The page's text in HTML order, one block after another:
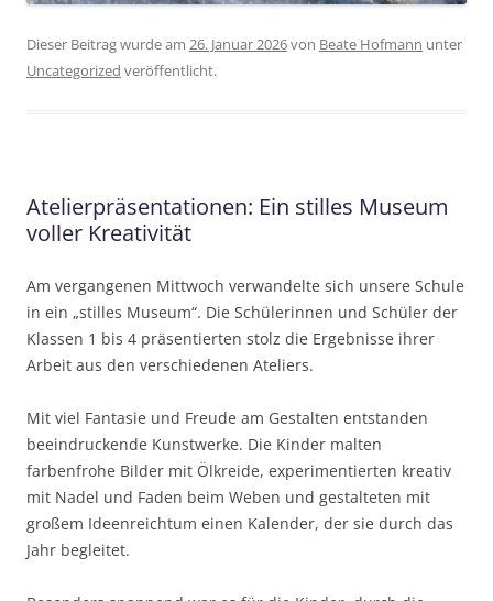
Dieser Beitrag wurde am 26. Januar 2026von Beate Hofmann unter
Uncategorized veröffentlicht.
Atelierpräsentationen: Ein stilles Museum
voller Kreativität
Am vergangenen Mittwoch verwandelte sich unsere Schule
in ein „stilles Museum“. Die Schülerinnen und Schüler der
Klassen 1 bis 4 präsentierten stolz die Ergebnisse ihrer
Arbeit aus den verschiedenen Ateliers.
Mit viel Fantasie und Freude am Gestalten entstanden
beeindruckende Kunstwerke. Die Kinder malten
farbenfrohe Bilder mit Ölkreide, experimentierten kreativ
mit Nadel und Faden beim Weben und gestalteten mit
großem Ideenreichtum einen Kalender, der sie durch das
Jahr begleitet.